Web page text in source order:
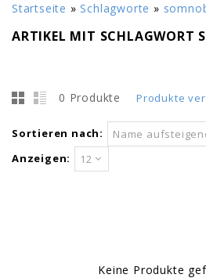
Startseite » Schlagworte »
ARTIKEL MIT SCHLAGWORT
0 Produkte Produkte
Sortieren nach:
Name
Anzeigen:
12
Keine Produkte